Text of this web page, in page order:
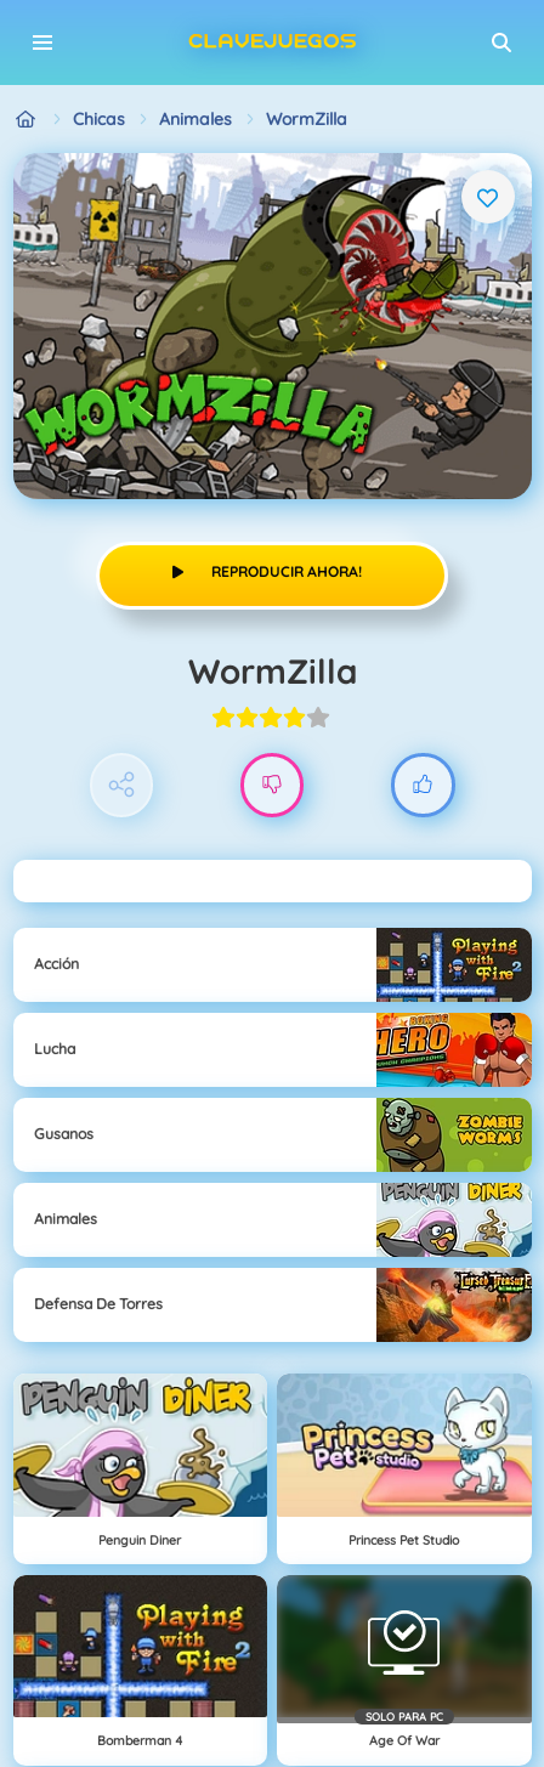
Chicas Animales WormZilla
REPRODUCIR AHORA!
WormZilla
Acción
Lucha
Gusanos
Animales
Defensa De Torres
Penguin Diner Princess Pet Studio
Bomberman 4
SOLO PARA PC
Age Of War